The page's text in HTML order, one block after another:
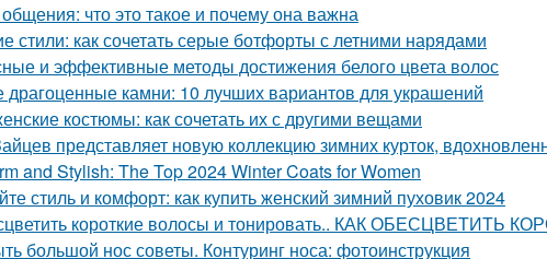
что это такое и почему она важна
стили: как сочетать серые ботфорты с летними нарядами
и эффективные методы достижения белого цвета волос
драгоценные камни: 10 лучших вариантов для украшений
костюмы: как сочетать их с другими вещами
представляет новую коллекцию зимних курток,
and Stylish: The Top 2024 Winter Coats for Women
стиль и комфорт: как купить женский зимний пуховик 2024
короткие волосы и тонировать.. КАК ОБЕСЦВЕТИТЬ
большой нос советы. Контуринг носа: фотоинструкция